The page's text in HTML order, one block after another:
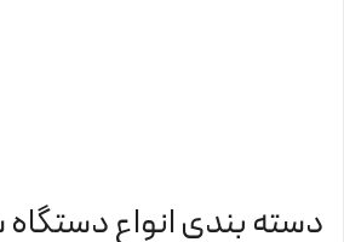
دسته بندی انواع